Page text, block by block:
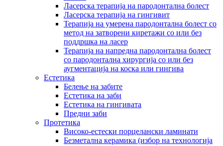
Ласерска терапија на пародонтална болест
Ласерска терапија на гингивит
Терапија на умерена пародонтална болест со
метод на затворени киретажи со или без
поддршка на ласер
Терапија на напредна пародонтална болест
со пародонтална хирургија со или без
аугментација на коска или гингива
Естетика
Белење на забите
Естетика на заби
Естетика на гингивата
Предни заби
Протетика
Високо-естески порцелански ламинати
Безметална керамика (избор на технологија